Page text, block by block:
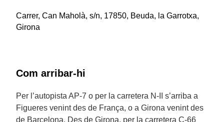
Carrer, Can Maholà, s/n, 17850, Beuda, la Garrotxa,
Girona
Com arribar-hi
Per l’autopista AP-7 o per la carretera N-II s’arriba a
Figueres venint des de França, o a Girona venint des
de Barcelona. Des de Girona, per la carretera C-66